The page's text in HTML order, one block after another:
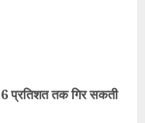
प्रतिशत तक गिर सकती